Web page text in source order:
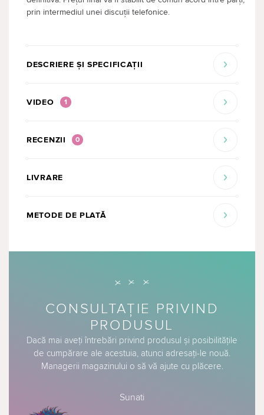
prin intermediul unei discuții telefonice.
DESCRIERE ȘI SPECIFICAȚII
VIDEO 1
RECENZII 0
LIVRARE
METODE DE PLATĂ
CONSULTAȚIE PRIVIND
PRODUSUL
Dacă mai aveți întrebări privind produsul și posibilitățile
de cumpărare ale acestuia, atunci adresați-le nouă.
Managerii magazinului o să vă ajute cu plăcere.
Sunati